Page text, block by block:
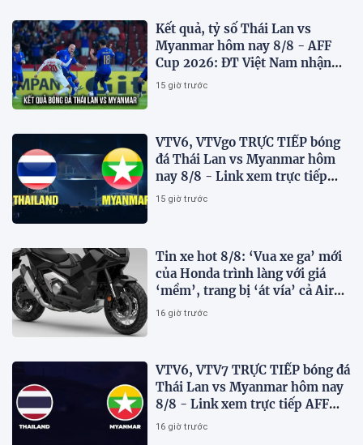
Kết quả, tỷ số Thái Lan vs
Myanmar hôm nay 8/8 - AFF
Cup 2026: ĐT Việt Nam nhận
tin vui
15 giờ trước
VTV6, VTVgo TRỰC TIẾP bóng
đá Thái Lan vs Myanmar hôm
nay 8/8 - Link xem trực tiếp
AFF Cup 2026 mới nhất
15 giờ trước
Tin xe hot 8/8: ‘Vua xe ga’ mới
của Honda trình làng với giá
‘mềm’, trang bị ‘át vía’ cả Air
Blade và SH
16 giờ trước
VTV6, VTV7 TRỰC TIẾP bóng đá
Thái Lan vs Myanmar hôm nay
8/8 - Link xem trực tiếp AFF
Cup 2026 mới nhất
16 giờ trước